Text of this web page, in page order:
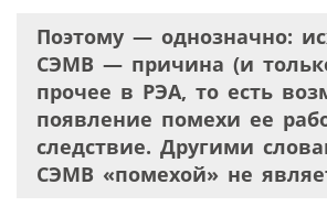
Поэтому — однозначно:
СЭМВ — причина (и
прочее в РЭА, то есть
появление помехи ее
следствие. Другими
СЭМВ «помехой» не